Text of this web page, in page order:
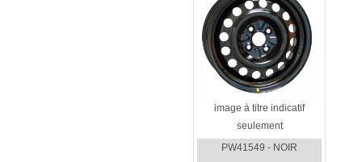
image à titre indicatif
seulement
PW41549 - NOIR